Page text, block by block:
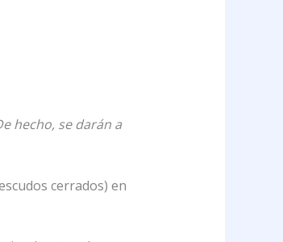
hecho, se darán a
cerrados) en